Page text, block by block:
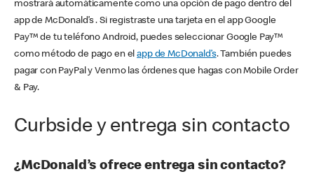
mostrará automáticamente como una opción de pago dentro del
app de McDonald’s . Si registraste una tarjeta en el app Google
Pay™ de tu teléfono Android, puedes seleccionar Google Pay™
como método de pago en elapp de McDonald’s. También puedes
pagar con PayPal y Venmo las órdenes que hagas con Mobile Order
& Pay.
Curbside y entrega sin contacto
¿McDonald’s ofrece entrega sin contacto?